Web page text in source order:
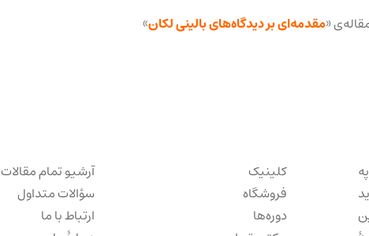
«مقدمه‌ای بر دیدگاه‌های بالینی لکان»
کلینیک
فروشگاه
دوره‌ها
آرشیو تمام مقالات
سؤالات متداول
ارتباط با ما